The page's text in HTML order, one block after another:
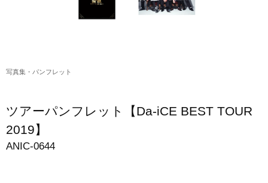
和田颯｜Wagic Hour Worksグッズ
スマホケース・モバイルバッテリー
会場限定グッズ
写真集・パンフレット
ツアーパンフレット【Da-iCE BEST TOUR
2019】
ANIC-0644